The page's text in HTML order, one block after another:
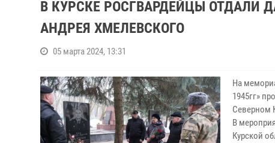
В КУРСКЕ РОСГВАРДЕЙЦЫ ОТДАЛИ
АНДРЕЯ ХМЕЛЕВСКОГО
05 марта 2024, 13:31
На
1945гг»
Северном
В
Курской